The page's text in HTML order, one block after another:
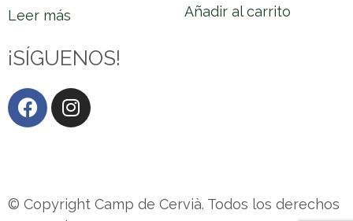
Leer más Añadir al carrito
¡SÍGUENOS!
© Copyright Camp de Cervià. Todos los derechos